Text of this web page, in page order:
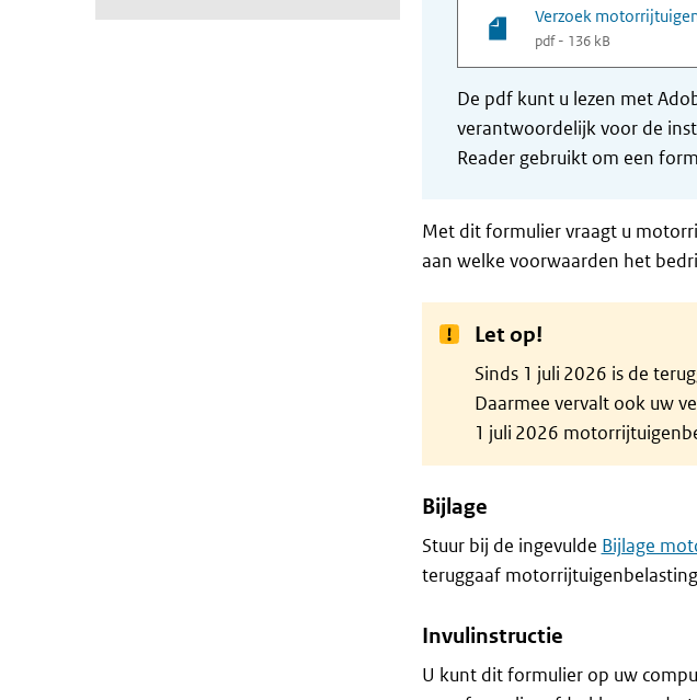
Verzoek
pdf - 136 kB
De pdf kunt u lezen met
verantwoordelijk voor de
Reader gebruikt om een
Met dit formulier vraagt u
aan welke voorwaarden het
Let op!
Sinds 1 juli 2026 is de
Daarmee vervalt ook uw
1 juli 2026
Bijlage
Stuur bij de ingevulde Bijlage
teruggaaf
Invulinstructie
U kunt dit formulier op uw